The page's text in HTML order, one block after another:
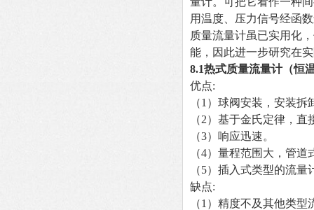
用温度、压力信号经函
质量流量计虽已实用化
能，因此进一步研究在
8.1热式质量流量计（恒
优点:
（1）球阀安装，安装
（2）基于金氏定律，
（3）响应迅速。
（4）量程范围大，管道
（5）插入式类型的流
缺点:
（1）精度不及其他类